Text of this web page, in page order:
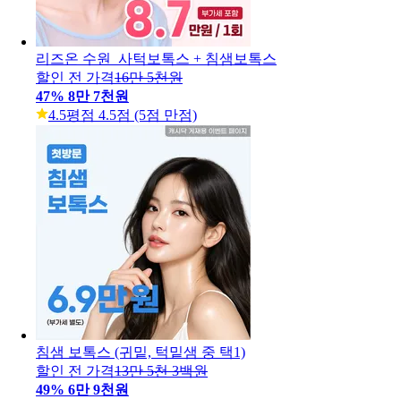
리즈온 수원_사턱보톡스 + 침샘보톡스
할인 전 가격16만 5천원
47% 8만 7천원
4.5평점 4.5점 (5점 만점)
침샘 보톡스 (귀밑, 턱밑샘 중 택1)
할인 전 가격13만 5천 3백원
49% 6만 9천원